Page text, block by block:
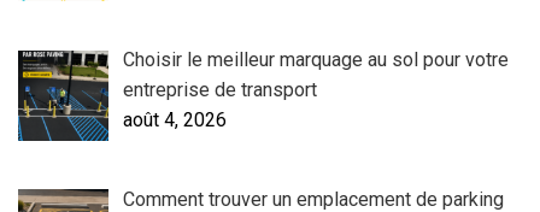
Choisir le meilleur marquage au sol pour votre
entreprise de transport
août 4, 2026
Comment trouver un emplacement de parking